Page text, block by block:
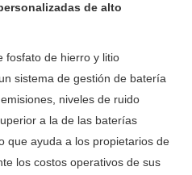
de alto
fosfato de hierro y litio
sistema de gestión de batería
niveles de ruido
a la de las baterías
que ayuda a los propietarios de
los costos operativos de sus